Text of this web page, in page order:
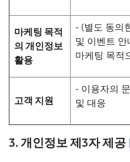
마케팅 목적
의 개인정보
활용
- (별도 동의
및 이벤트
마케팅 목적
고객 지원
- 이용자의
및 대응
3. 개인정보 제3자 제공